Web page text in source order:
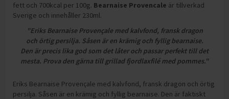
fett och 700kcal per 100g. Bearnaise Provencale är tillverkad
Sverige och innehåller 230ml.
"Eriks Bearnaise Provençale med kalvfond, fransk dragon
och örtig persilja. Såsen är en krämig och fyllig bearnaise.
Den är precis lika god som det låter och passar perfekt till det
mesta. Prova den gärna till grillad fjordlaxfilé med pommes."
Eriks Bearnaise Provençale med kalvfond, fransk dragon och örtig
persilja. Såsen är en krämig och fyllig bearnaise. Den är faktiskt